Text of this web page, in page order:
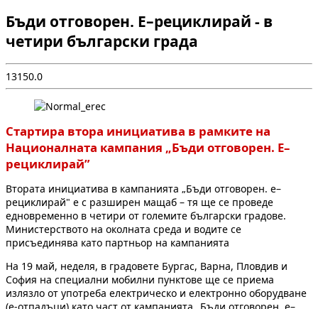
Бъди отговорен. E–рециклирай - в
четири български града
13150.0
Стартира втора инициатива в рамките на
Националната кампания „Бъди отговорен. E–
рециклирай”
Втората инициатива в кампанията „Бъди отговорен. e–
рециклирай" е с разширен мащаб – тя ще се проведе
едновременно в четири от големите български градове.
Министерството на околната среда и водите се
присъединява като партньор на кампанията
На 19 май, неделя, в градовете Бургас, Варна, Пловдив и
София на специални мобилни пунктове ще се приема
излязло от употреба електрическо и електронно оборудване